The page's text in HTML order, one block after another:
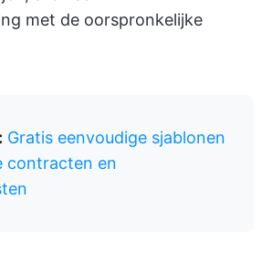
met de oorspronkelijke
Gratis eenvoudige sjablonen
contracten en